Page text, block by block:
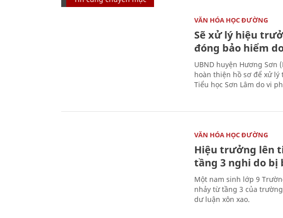
VĂN HÓA HỌC ĐƯỜNG
Sẽ xử lý hiệu
đóng bảo hiểm
UBND huyện Hương Sơn
hoàn thiện hồ sơ để xử
Tiểu học Sơn Lâm do vi
VĂN HÓA HỌC ĐƯỜNG
Hiệu trưởng lên
tầng 3 nghi do bị
Một nam sinh lớp 9
nhảy từ tầng 3 của
dư luận xôn xao.